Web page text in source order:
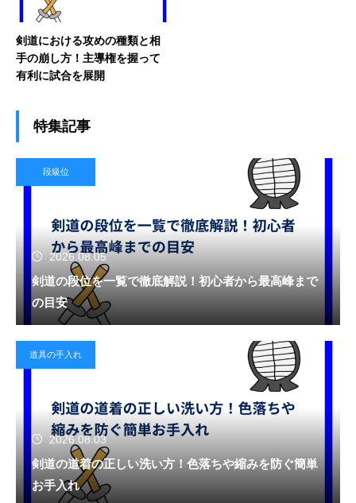
剣道における攻めの種類と相
手の崩し方！主導権を握って
有利に試合を展開
特集記事
段級位
2026.08.05
剣道の段位を一覧で徹底解説！初心者から最高峰まで
の目安
道具の手入れ
2026.08.03
剣道の道着の正しい洗い方！色落ちや縮みを防ぐ簡単
お手入れ